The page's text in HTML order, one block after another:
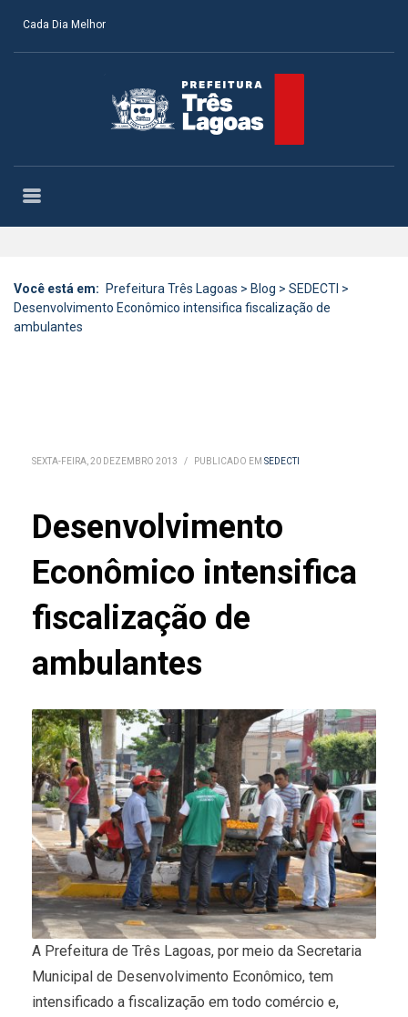
Cada Dia Melhor
Você está em: Prefeitura Três Lagoas > Blog > SEDECTI >
Desenvolvimento Econômico intensifica fiscalização de
ambulantes
SEXTA-FEIRA, 20 DEZEMBRO 2013 / PUBLICADO EM SEDECTI
Desenvolvimento
Econômico intensifica
fiscalização de
ambulantes
A Prefeitura de Três Lagoas, por meio da Secretaria
Municipal de Desenvolvimento Econômico, tem
intensificado a fiscalização em todo comércio e,